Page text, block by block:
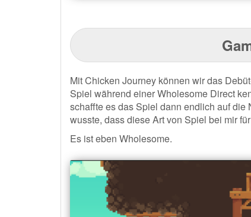
Mit Chicken Journey können wir das
Spiel während einer Wholesome Direct
schaffte es das Spiel dann endlich auf
wusste, dass diese Art von Spiel bei mir
Es ist eben Wholesome.